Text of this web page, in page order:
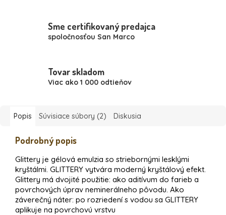
Sme certifikovaný predajca
spoločnosťou San Marco
Tovar skladom
Viac ako 1 000 odtieňov
Popis Súvisiace súbory (2) Diskusia
Podrobný popis
Glittery je gélová emulzia so striebornými lesklými
kryštálmi. GLITTERY vytvára moderný kryštálový efekt.
Glittery má dvojité použitie: ako aditívum do farieb a
povrchových úprav neminerálneho pôvodu. Ako
záverečný náter: po rozriedení s vodou sa GLITTERY
aplikuje na povrchovú vrstvu